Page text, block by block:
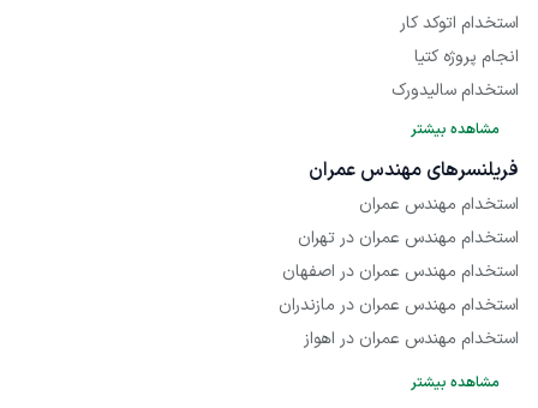
استخدام اتوکد کار
انجام پروژه کتیا
استخدام سالیدورک
مشاهده بیشتر
فریلنسر‌های مهندس عمران
استخدام مهندس عمران
استخدام مهندس عمران در تهران
استخدام مهندس عمران در اصفهان
استخدام مهندس عمران در مازندران
استخدام مهندس عمران در اهواز
استخدام مهندس عمران در بوشهر
مشاهده بیشتر